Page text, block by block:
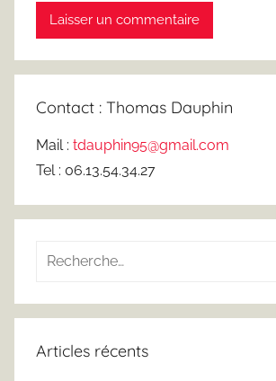
Contact : Thomas Dauphin
Mail : tdauphin95@gmail.com
Tel : 06.13.54.34.27
Recherche
:
Articles récents